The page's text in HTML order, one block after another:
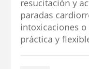
resucitación y
paradas
intoxicaciones
práctica y